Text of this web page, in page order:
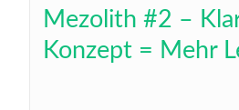
Mezolith #2 –
Konzept = Mehr